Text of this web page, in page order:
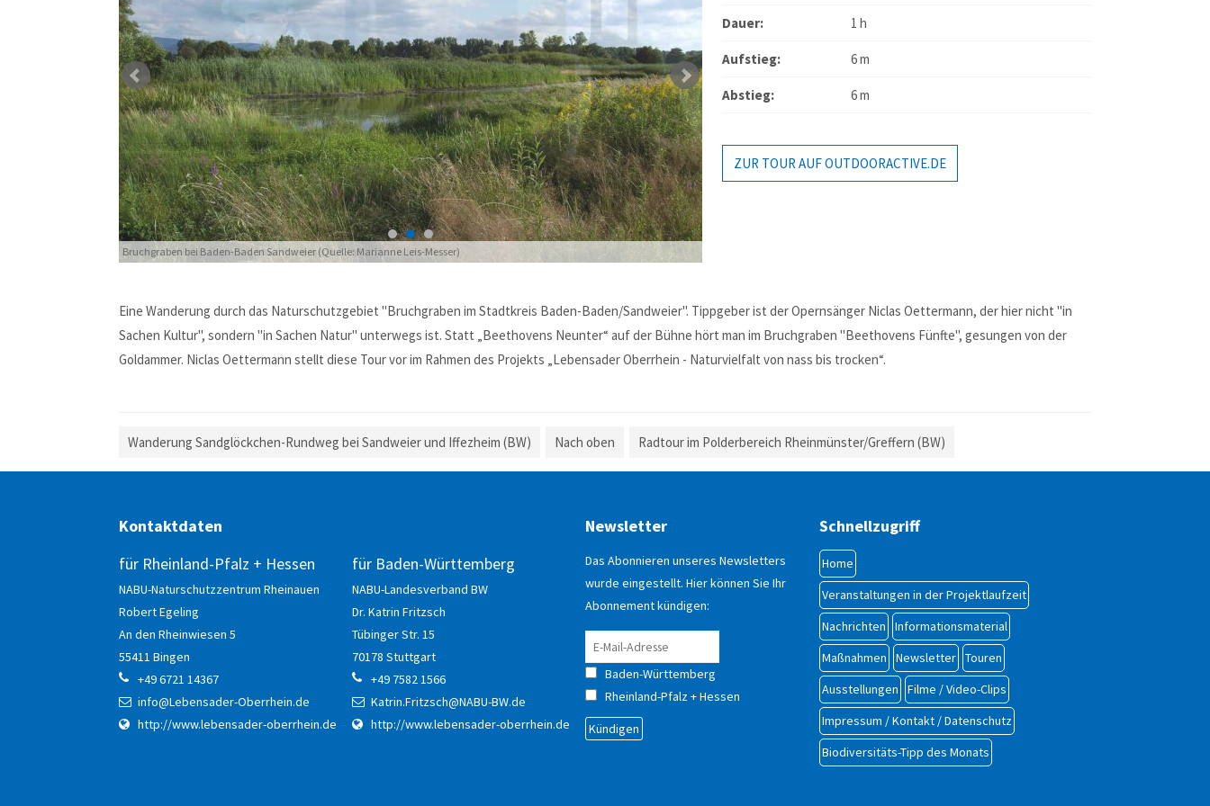
Bruchgraben bei Baden-Baden Sandweier (Quelle: Marianne Leis-Messer)
Operntenor Niclas Oettermann ist Tippgeber der Tour (Quelle: privat)
Dauer: 1 h
Aufstieg: 6 m
Abstieg: 6 m
ZUR TOUR AUF OUTDOORACTIVE.DE
Eine Wanderung durch das Naturschutzgebiet "Bruchgraben im Stadtkreis Baden-Baden/Sandweier". Tippgeber ist der Opernsänger Niclas Oettermann, der hier nicht "in
Sachen Kultur", sondern "in Sachen Natur" unterwegs ist. Statt „Beethovens Neunter“ auf der Bühne hört man im Bruchgraben "Beethovens Fünfte", gesungen von der
Goldammer. Niclas Oettermann stellt diese Tour vor im Rahmen des Projekts „Lebensader Oberrhein - Naturvielfalt von nass bis trocken“.
Wanderung Sandglöckchen-Rundweg bei Sandweier und Iffezheim (BW) Nach oben Radtour im Polderbereich Rheinmünster/Greffern (BW)
Kontaktdaten
für Rheinland-Pfalz + Hessen
NABU-Naturschutzzentrum Rheinauen
RobertEgeling
An den Rheinwiesen 5
55411 Bingen
+49 6721 14367
info@Lebensader-Oberrhein.de
http://www.lebensader-oberrhein.de
für Baden-Württemberg
NABU-Landesverband BW
Dr. Katrin Fritzsch
Tübinger Str. 15
70178 Stuttgart
+49 7582 1566
Katrin.Fritzsch@NABU-BW.de
http://www.lebensader-oberrhein.de
Newsletter
Das Abonnieren unseres Newsletters
wurde eingestellt. Hier können Sie Ihr
Abonnement kündigen:
Baden-Württemberg
Rheinland-Pfalz + Hessen
Schnellzugriff
Home
Veranstaltungen in der Projektlaufzeit
Nachrichten
Informationsmaterial
Maßnahmen
Newsletter Touren
Ausstellungen
Filme / Video-Clips
Impressum / Kontakt / Datenschutz
Biodiversi­täts-Tipp des Monats
MEHR INFOS MEHR INFOS MEHR INFOS
Kontaktdaten
für Rheinland-Pfalz + Hessen
NABU-Naturschutzzentrum Rheinauen
RobertEgeling
An den Rheinwiesen 5
55411 Bingen
oberrhein.de
Kontaktformular
Your Name*
Message*